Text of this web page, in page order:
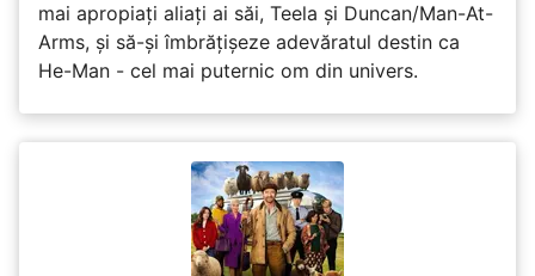
mai apropiați aliați ai săi, Teela și Duncan/Man-At-
Arms, și să-și îmbrățișeze adevăratul destin ca
He-Man - cel mai puternic om din univers.